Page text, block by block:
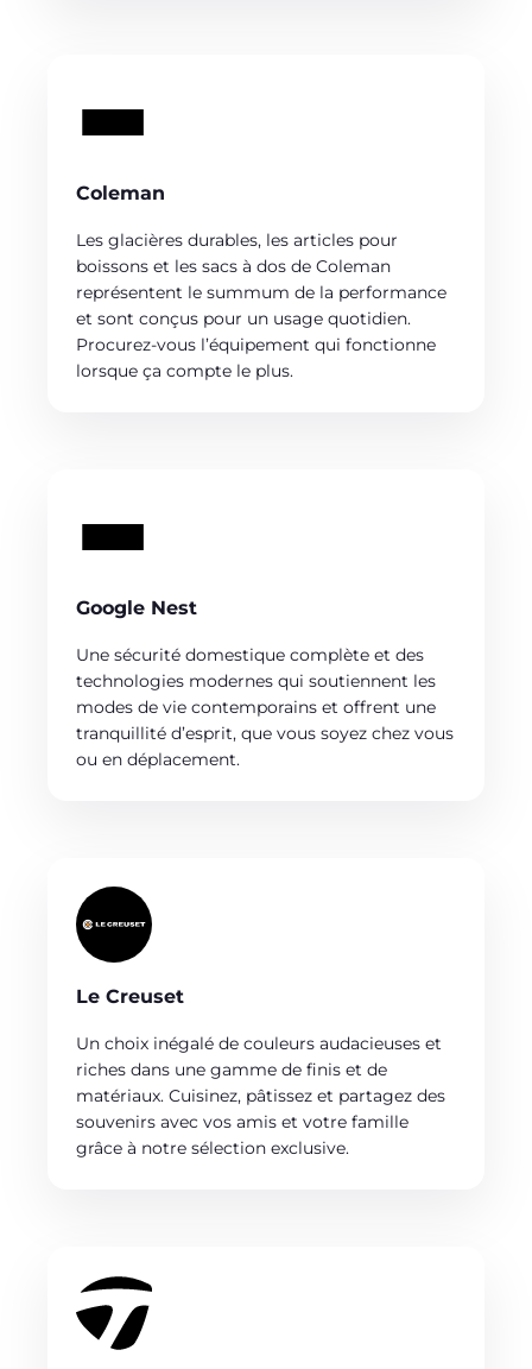
Coleman
Les glacières durables, les articles pour
boissons et les sacs à dos de Coleman
représentent le summum de la performance
et sont conçus pour un usage quotidien.
Procurez-vous l’équipement qui fonctionne
lorsque ça compte le plus.
Google Nest
Une sécurité domestique complète et des
technologies modernes qui soutiennent les
modes de vie contemporains et offrent une
tranquillité d’esprit, que vous soyez chez vous
ou en déplacement.
Le Creuset
Un choix inégalé de couleurs audacieuses et
riches dans une gamme de finis et de
matériaux. Cuisinez, pâtissez et partagez des
souvenirs avec vos amis et votre famille
grâce à notre sélection exclusive.